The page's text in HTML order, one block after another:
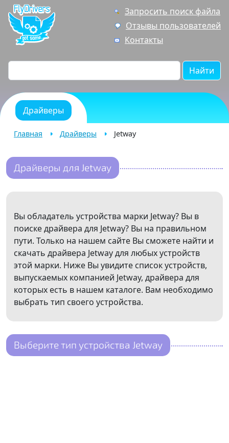
Запросить поиск файла
Отзывы пользователей
Контакты
Найти
Драйверы
Главная Драйверы Jetway
Драйверы для Jetway
Вы обладатель устройства марки Jetway? Вы в
поиске драйвера для Jetway? Вы на правильном
пути. Только на нашем сайте Вы сможете найти и
скачать драйвера Jetway для любых устройств
этой марки. Ниже Вы увидите список устройств,
выпускаемых компанией Jetway, драйвера для
которых есть в нашем каталоге. Вам необходимо
выбрать тип своего устройства.
Выберите тип устройства Jetway